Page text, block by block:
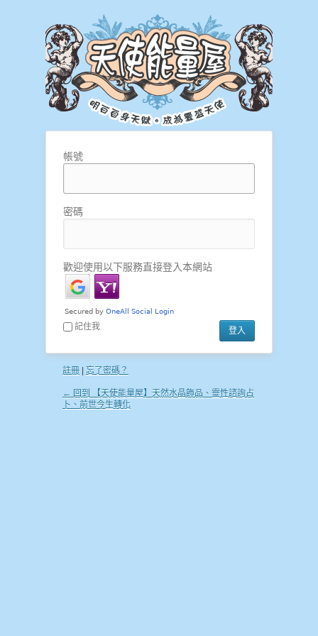
帳號
密碼
歡迎使用以下服務直接登入本網站
記住我
註冊 忘了密碼？
← 回到 【天使能量屋】天然水晶飾品、靈性諮詢占
卜、前世今生轉化